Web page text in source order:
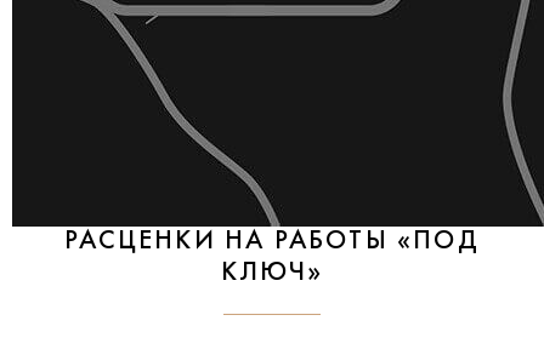
РАСЦЕНКИ НА РАБОТЫ «ПОД
КЛЮЧ»